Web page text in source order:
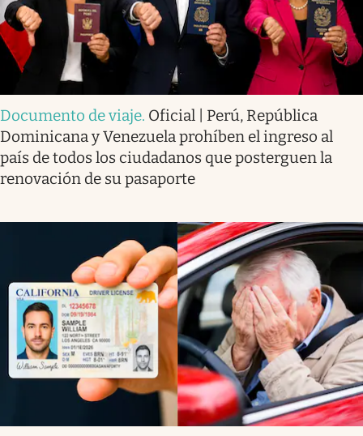
Documento de viaje. Oficial | Perú, República
Dominicana y Venezuela prohíben el ingreso al
país de todos los ciudadanos que posterguen la
renovación de su pasaporte